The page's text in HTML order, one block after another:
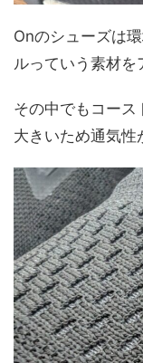
Onのシューズは
ルっていう素材を
その中でもコース
大きいため通気性